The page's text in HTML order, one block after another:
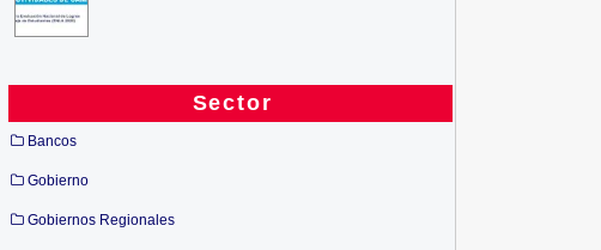
Oportunidades Laborales Fiansa
S.A....
Sector
Bancos
Gobierno
Gobiernos Regionales